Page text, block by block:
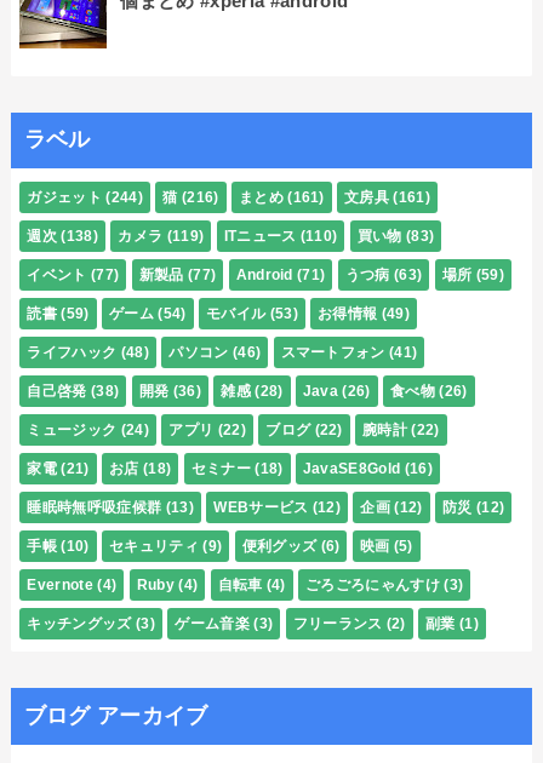
ラベル
ガジェット (244) 猫 (216) まとめ (161) 文房具 (161)
週次 (138) カメラ (119) ITニュース (110) 買い物 (83)
イベント (77) 新製品 (77) Android (71) うつ病 (63) 場所 (59)
読書 (59) ゲーム (54) モバイル (53) お得情報 (49)
ライフハック (48) パソコン (46) スマートフォン (41)
自己啓発 (38) 開発 (36) 雑感 (28) Java (26) 食べ物 (26)
ミュージック (24) アプリ (22) ブログ (22) 腕時計 (22)
家電 (21) お店 (18) セミナー (18) JavaSE8Gold (16)
睡眠時無呼吸症候群 (13) WEBサービス (12) 企画 (12) 防災 (12)
手帳 (10) セキュリティ (9) 便利グッズ (6) 映画 (5)
Evernote (4) Ruby (4) 自転車 (4) ごろごろにゃんすけ (3)
キッチングッズ (3) ゲーム音楽 (3) フリーランス (2) 副業 (1)
ブログ アーカイブ